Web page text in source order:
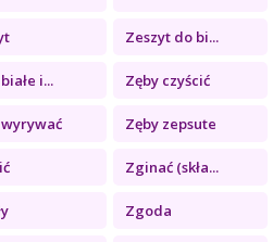
Zeszyt do bi...
i... Zęby czyścić
Zęby zepsute
Zginać (skła...
Zgoda